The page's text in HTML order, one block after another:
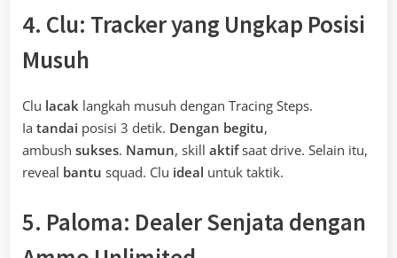
4. Clu: Tracker yang Ungkap Posisi
Musuh
Clu lacak langkah musuh dengan Tracing Steps.
Ia tandai posisi 3 detik. Dengan begitu,
ambush sukses. Namun, skill aktifsaat drive. Selain itu,
reveal bantu squad. Clu ideal untuk taktik.
5. Paloma: Dealer Senjata dengan